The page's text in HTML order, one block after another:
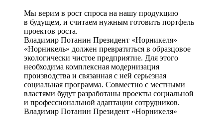
Мы верим в рост спроса на нашу продукцию
в будущем, и считаем нужным готовить портфель
проектов роста.
Владимир Потанин Президент «Норникеля»
«Норникель» должен превратиться в образцовое
экологически чистое предприятие. Для этого
необходима комплексная модернизация
производства и связанная с ней серьезная
социальная программа. Совместно с местными
властями будут разработаны проекты социальной
и профессиональной адаптации сотрудников.
Владимир Потанин Президент «Норникеля»